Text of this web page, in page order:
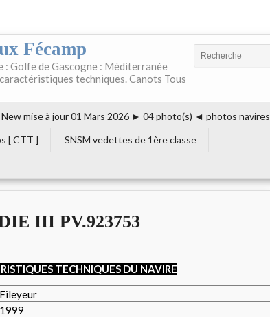
Fécamp
Golfe de Gascogne : Méditerranée
techniques. Canots Tous
mise à jour 01 Mars 2026 ► 04 photo(s) ◄ photos navires
[ CTT ]
SNSM vedettes de 1ère classe
III PV.923753
TECHNIQUES DU NAVIRE
Fileyeur
1999